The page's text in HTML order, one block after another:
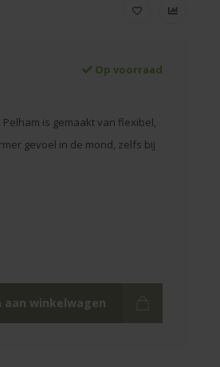
Op voorraad
Pelham is gemaakt van flexibel,
gevoel in de mond, zelfs bij
aan winkelwagen